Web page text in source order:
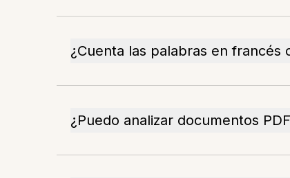
¿Cuenta las palabras en francés
¿Puedo analizar documentos